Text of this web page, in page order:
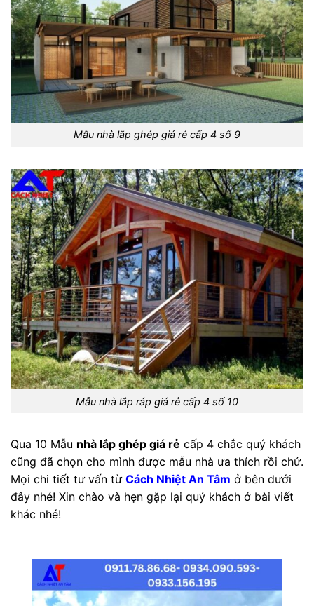
Mẫu nhà lắp ghép giá rẻ cấp 4 số 9
Mẫu nhà lắp ráp giá rẻ cấp 4 số 10
Qua 10 Mẫu nhà lắp ghép giá rẻ cấp 4 chắc quý khách
cũng đã chọn cho mình được mẫu nhà ưa thích rồi chứ.
Mọi chi tiết tư vấn từ Cách Nhiệt An Tâm ở bên dưới
đây nhé! Xin chào và hẹn gặp lại quý khách ở bài viết
khác nhé!